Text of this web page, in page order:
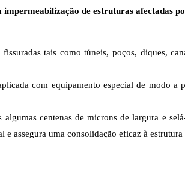
impermeabilização de estruturas afectadas
tais como túneis, poços, diques,
com equipamento especial de modo a
centenas de microns de largura e
e assegura uma consolidação eficaz à estrutura